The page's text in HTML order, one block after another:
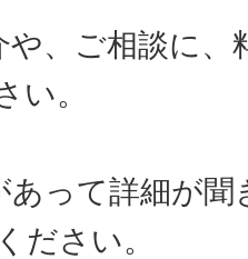
や、ご相談に
い。
あって詳細が
ださい。